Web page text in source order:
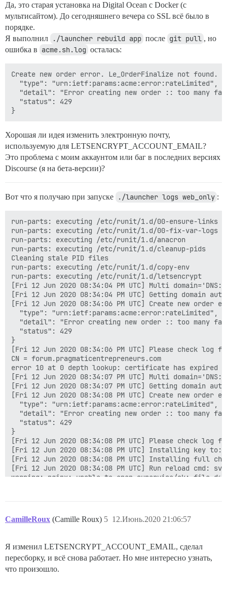
Да, это старая установка на Digital Ocean с Docker (с
мультисайтом). До сегодняшнего вечера со SSL всё было в
порядке.
Я выполнил
./launcher rebuild app после git pull , но
ошибка в acme.sh.log осталась:
Create new order error. Le_OrderFinalize not found. {
  "type": "urn:ietf:params:acme:error:rateLimited",
"detail": "Error creating new order :: too many
  "status": 429
Хорошая ли идея изменить электронную почту,
используемую для LETSENCRYPT_ACCOUNT_EMAIL?
Это проблема с моим аккаунтом или баг в последних версиях
Discourse (я на бета-версии)?
Вот что я получаю при запуске ./launcher logs web_only :
run-parts: executing /etc/runit/1.d/00-ensure-links
run-parts: executing /etc/runit/1.d/00-fix-var-logs
run-parts: executing /etc/runit/1.d/anacron
run-parts: executing /etc/runit/1.d/cleanup-pids
Cleaning stale PID files
run-parts: executing /etc/runit/1.d/copy-env
run-parts: executing /etc/runit/1.d/letsencrypt
[Fri 12 Jun 2020 08:34:04 PM UTC] Multi
[Fri 12 Jun 2020 08:34:04 PM UTC] Getting domain
[Fri 12 Jun 2020 08:34:06 PM UTC] Create new
  "type": "urn:ietf:params:acme:error:rateLimited",
"detail": "Error creating new order :: too many
  "status": 429
}
[Fri 12 Jun 2020 08:34:06 PM UTC] Please check
CN = forum.pragmaticentrepreneurs.com
error 10 at 0 depth lookup: certificate has expired
[Fri 12 Jun 2020 08:34:07 PM UTC] Multi
[Fri 12 Jun 2020 08:34:07 PM UTC] Getting domain
[Fri 12 Jun 2020 08:34:08 PM UTC] Create new
  "type": "urn:ietf:params:acme:error:rateLimited",
"detail": "Error creating new order :: too many
  "status": 429
}
[Fri 12 Jun 2020 08:34:08 PM UTC] Please check
[Fri 12 Jun 2020 08:34:08 PM UTC] Installing key to:/
[Fri 12 Jun 2020 08:34:08 PM UTC] Installing full
[Fri 12 Jun 2020 08:34:08 PM UTC] Run reload cmd:
warning: nginx: unable to open supervise/ok: file
[Fri 12 Jun 2020 08:34:11 PM UTC] Create new
  "type": "urn:ietf:params:acme:error:rateLimited",
}
[Fri 12 Jun 2020 08:34:11 PM UTC] Please check
CN = forum.pragmaticentrepreneurs.com
CamilleRoux (Camille Roux) 12.Июнь.2020 21:06:57
5
Я изменил LETSENCRYPT_ACCOUNT_EMAIL, сделал
пересборку, и всё снова работает. Но мне интересно узнать,
что произошло.